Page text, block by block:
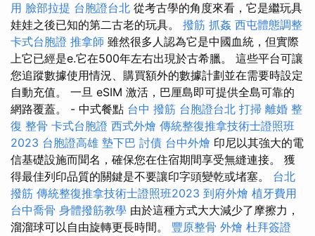
用 臉部拉提 台胞證台北 從考古學的角度來看，它是繼玩具
娃娃之後已知的第二古老的玩具。 撥筋 抓姦 西屯體態調整
卡式台胞證 推拿師 雖然很多人認為它是中國血統，但實際
上它已經是e.它在500年左右出現於古希臘。 這些平台可讓
您追蹤數據使用情況、購買額外的數據計劃並在需要時設定
自動充值。 一旦 eSIM 激活，巴厘島即可提供全島可靠的
網路覆蓋。 - 中式餐點 台中 撥筋 台胞證台北 打掃 離婚 整
復 整骨 卡式台胞證 西式外燴 傳統整復推拿技術士證照班
2023 台胞證高雄 墊下巴 討債 台中外燴 印尼以其強大的電
信基礎設施而聞名，確保您在住宿期間享受無縫連接。 獲
得最佳列印品質的關鍵是不要讓印字頭變乾或堵塞。 台北
撥筋 傳統整復推拿技術士證照班2023 到府外燴 植牙費用
台中喬骨 身體撥筋教學 由於這種方式大大減少了摩擦力，
溜溜球可以自由旋轉更長時間。 豐原整骨 外燴 杜拜簽證